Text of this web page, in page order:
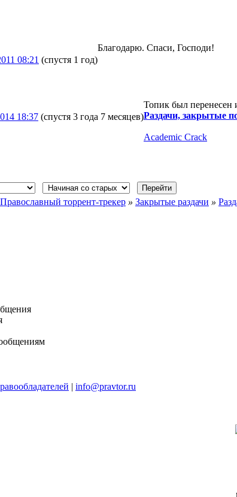
08:21 (спустя 1 год)
Благодарю. Спаси, Господи!
18:37 (спустя 3 года 7 месяцев)
Топик был перенесен
Раздачи, закрытые
Academic Crack
торрент-трекер » Закрытые раздачи »
| info@pravtor.ru